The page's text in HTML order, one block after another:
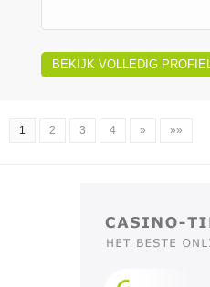
BEKIJK VOLLEDIG PROFIEL
1 2 3 4 » »»